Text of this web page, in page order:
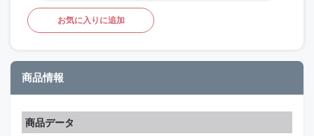
お気に入りに追加
商品情報
商品データ